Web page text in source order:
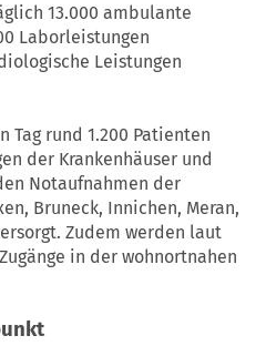
13.000 ambulante
Laborleistungen
Leistungen
Tag rund 1.200 Patienten
der Krankenhäuser und
Notaufnahmen der
Bruneck, Innichen, Meran,
Zudem werden laut
in der wohnortnahen